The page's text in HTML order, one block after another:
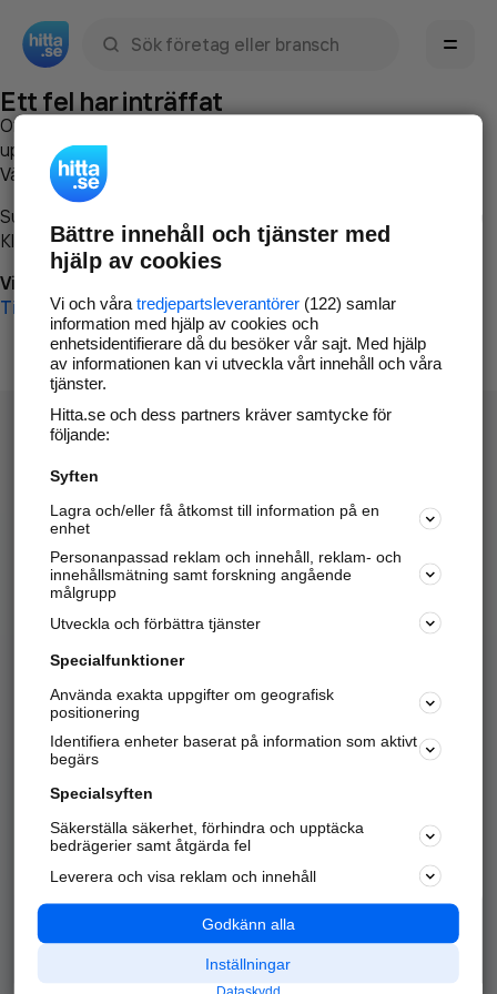
Ett fel har inträffat
Om du vill kan du
uppstod så att vi lättare och snabbare kan avhjälpa det.
Vänligen försök med följande:
Surfa till
Klicka påTillbaka-knappen i webbläsaren och försök igen
Vi beklagar besväret!
Till startsidan
Hitta.se - Gratis nummerupplysning.
Sök företag, personer och platser.
Hitta telefonnummer, adresser, företagsinfo mm.
Marknadsför företaget
Kom igång och annonsera mot
samarbetspartners nära dig.
Alla kategorier
Populära sökningar
API & Kartor
Annonsera
Integritet
Nödnummer
Bättre innehåll och tjänster med
hjälp av cookies
Vi och våra tredjepartsleverantörer(122) samlar
information med hjälp av cookies och
enhetsidentifierare då du besöker vår sajt. Med hjälp
av informationen kan vi utveckla vårt innehåll och våra
tjänster.
Hitta.se och dess partners kräver samtycke för
följande:
Syften
Lagra och/eller få åtkomst till information på en
enhet
Personanpassad reklam och innehåll, reklam- och
innehållsmätning samt forskning angående
målgrupp
Utveckla och förbättra tjänster
Specialfunktioner
Använda exakta uppgifter om geografisk
positionering
Identifiera enheter baserat på information som aktivt
begärs
Specialsyften
Säkerställa säkerhet, förhindra och upptäcka
bedrägerier samt åtgärda fel
Leverera och visa reklam och innehåll
Godkänn alla
Inställningar
Dataskydd